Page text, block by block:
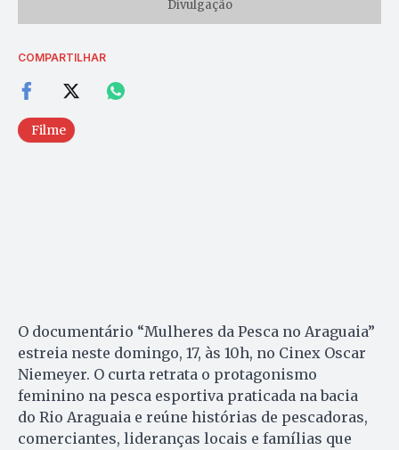
Divulgação
COMPARTILHAR
Filme
O documentário “Mulheres da Pesca no Araguaia”
estreia neste domingo, 17, às 10h, no Cinex Oscar
Niemeyer. O curta retrata o protagonismo
feminino na pesca esportiva praticada na bacia
do Rio Araguaia e reúne histórias de pescadoras,
comerciantes, lideranças locais e famílias que